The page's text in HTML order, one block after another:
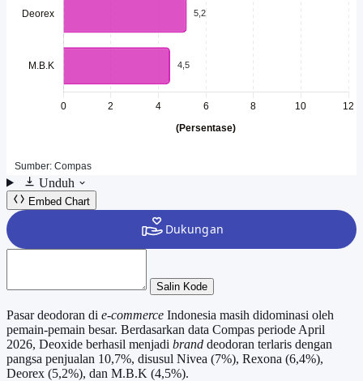
Unduh
Embed Chart
Salin Kode
Pasar deodoran di e-commerce Indonesia masih didominasi oleh
pemain-pemain besar. Berdasarkan data Compas periode April
2026, Deoxide berhasil menjadi brand deodoran terlaris dengan
pangsa penjualan 10,7%, disusul Nivea (7%), Rexona (6,4%),
Deorex (5,2%), dan M.B.K (4,5%).